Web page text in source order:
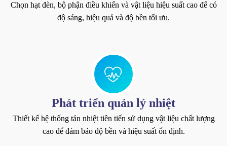
Chọn hạt đèn, bộ phận điều khiển và vật liệu hiệu suất cao để có
độ sáng, hiệu quả và độ bền tối ưu.
Phát triển quản lý nhiệt
Thiết kế hệ thống tản nhiệt tiên tiến sử dụng vật liệu chất lượng
cao để đảm bảo độ bền và hiệu suất ổn định.